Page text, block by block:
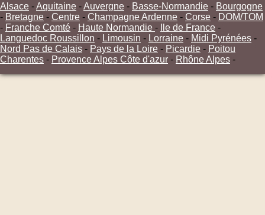
Alsace -Aquitaine -Auvergne - Basse-Normandie - Bourgogne
- Bretagne - Centre - Champagne Ardenne - Corse - DOM/TOM
- Franche Comté - Haute Normandie - Ile de France -
Languedoc Roussillon - Limousin - Lorraine - Midi Pyrénées -
Nord Pas de Calais - Pays de la Loire - Picardie - Poitou
Charentes - Provence Alpes Côte d'azur - Rhône Alpes -